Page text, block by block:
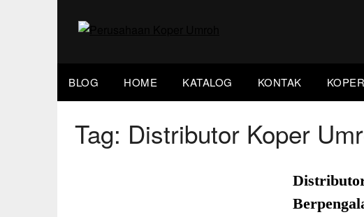
BLOG HOME KATALOG KONTAK
Tag: Distributor Koper